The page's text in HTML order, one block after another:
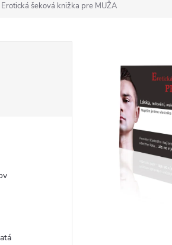
Erotická šeková knižka pre MUŽA